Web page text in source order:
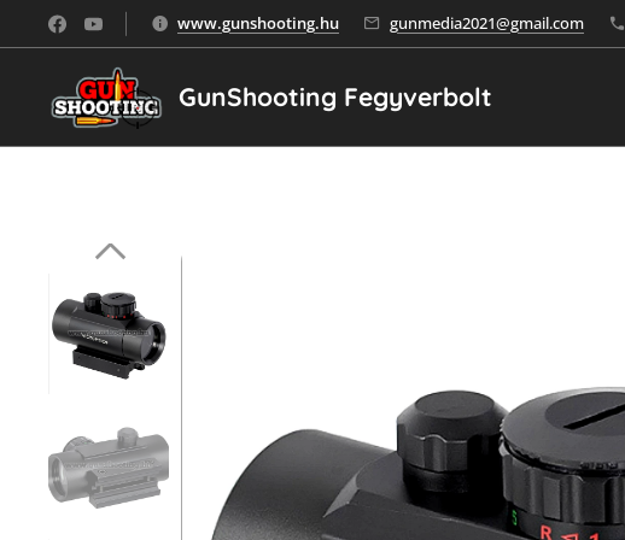
www.gunshooting.hu gunmedia2021@gmail.com
GunShooting Fegyverbolt